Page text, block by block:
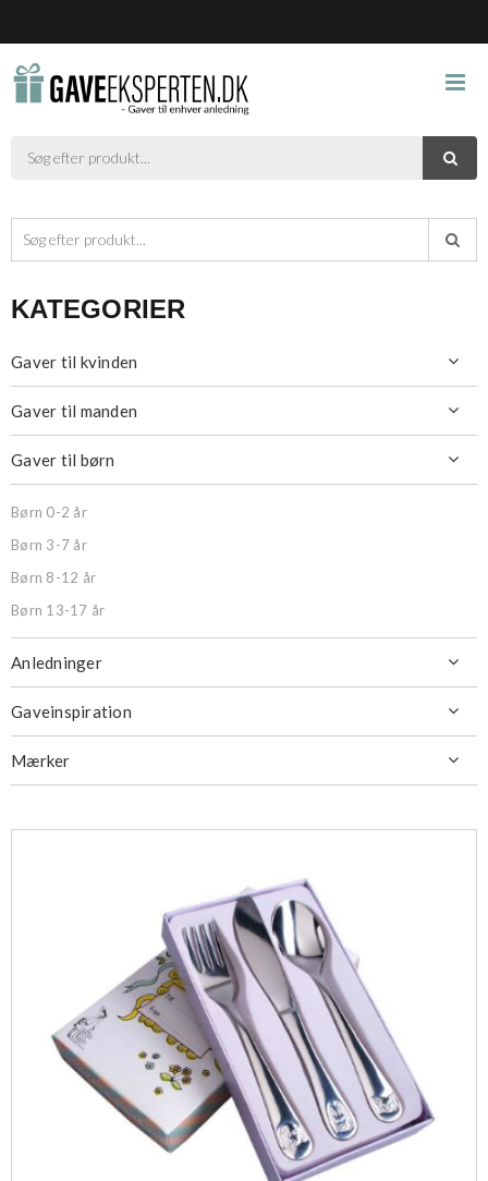



KATEGORIER
Gaver til kvinden 
Gaver til manden 
Gaver til børn 
Børn 0-2 år
Børn 3-7 år
Børn 8-12 år
Børn 13-17 år
Anledninger 
Gaveinspiration 
Mærker 